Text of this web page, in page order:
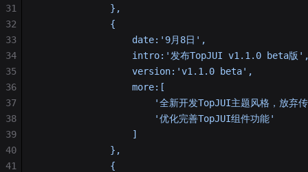
             },
             {
                 date:'9月8日',
intro:'发布TopJUI v1.1.0 beta版
                 version:'v1.1.0 beta',
                 more:[
'全新开发TopJUI主题风格，放弃
                     '优化完善TopJUI组件功能'
                 ]
             },
             {
31
32
33
34
35
36
37
38
39
40
41